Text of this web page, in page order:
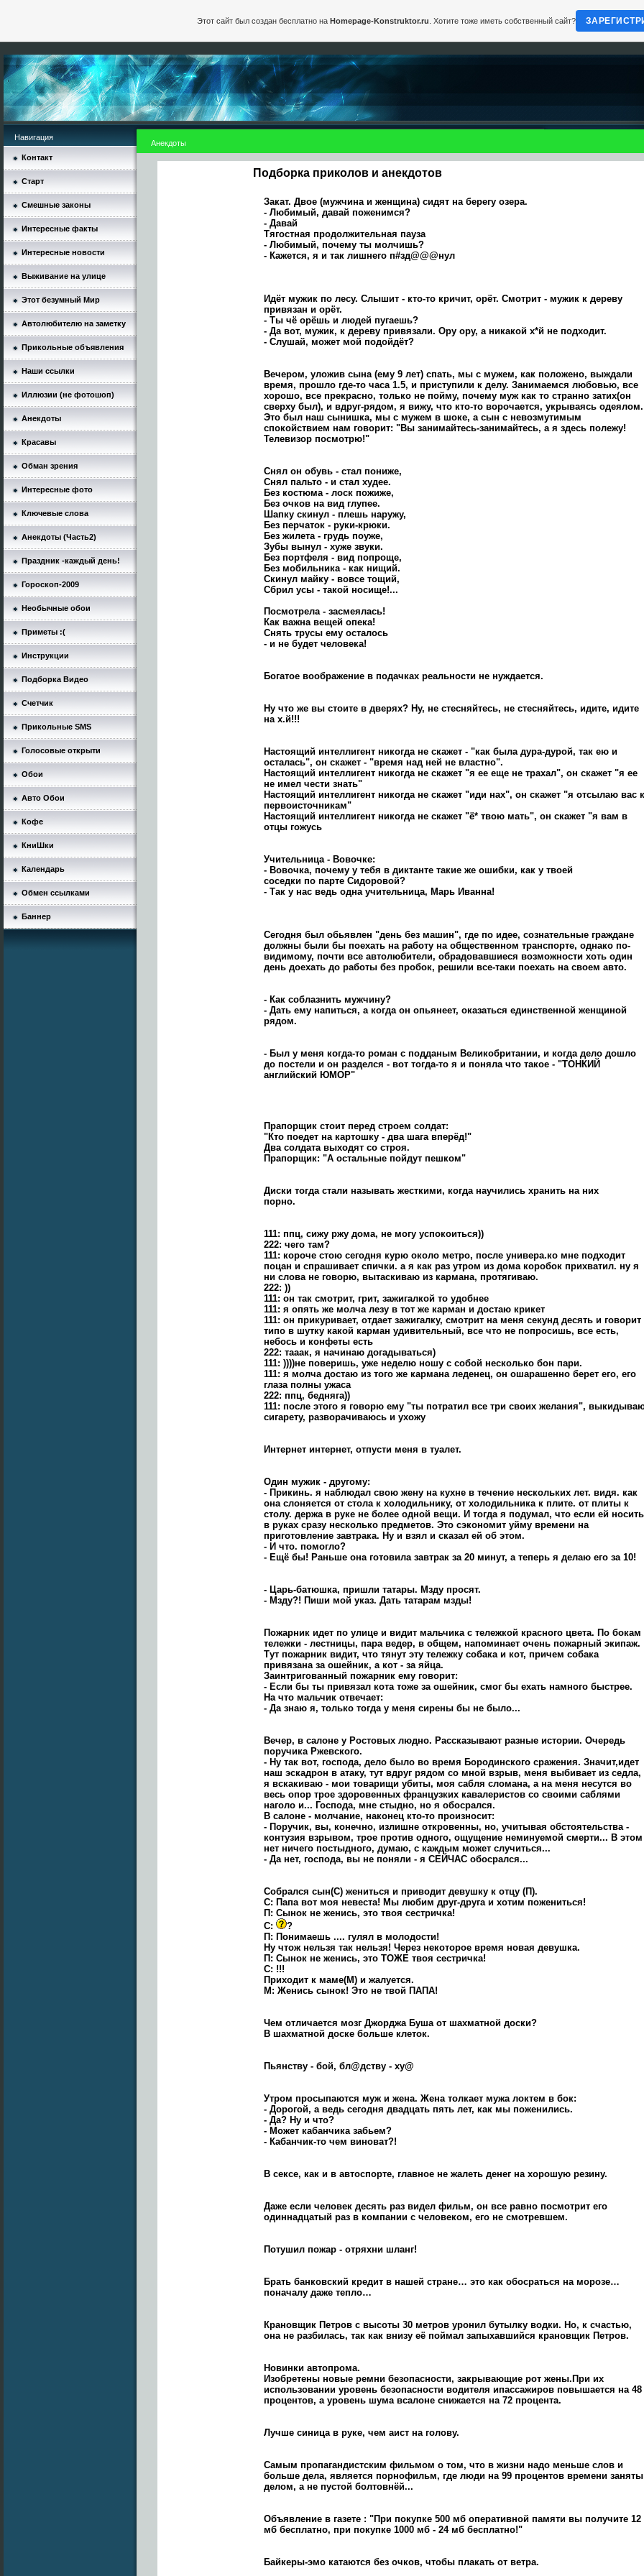
Навигация
Контакт
Старт
Смешные законы
Интересные факты
Интересные новости
Выживание на улице
Этот безумный Мир
Автолюбителю на заметку
Прикольные объявления
Наши ссылки
Иллюзии (не фотошоп)
Анекдоты
Красавы
Обман зрения
Интересные фото
Ключевые слова
Анекдоты (Часть2)
Праздник -каждый день!
Гороскоп-2009
Необычные обои
Приметы :(
Инструкции
Подборка Видео
Счетчик
Прикольные SMS
Голосовые открыти
Обои
Авто Обои
Кофе
КниШки
Календарь
Обмен ссылками
Баннер
Анекдоты
Подборка приколов и анекдотов
Закат. Двое (мужчина и женщина) сидят на берегу озера.
- Любимый, давай поженимся?
- Давай
Тягостная продолжительная пауза
- Любимый, почему ты молчишь?
- Кажется, я и так лишнего п#зд@@@нул
Идёт мужик по лесу. Слышит - кто-то кричит, орёт. Смотрит - мужик к дереву
привязан и орёт.
- Ты чё орёшь и людей пугаешь?
- Да вот, мужик, к дереву привязали. Ору ору, а никакой х*й не подходит.
- Слушай, может мой подойдёт?
Вечером, уложив сына (ему 9 лет) спать, мы с мужем, как положено, выждали
время, прошло где-то часа 1.5, и приступили к делу. Занимаемся любовью, все
хорошо, все прекрасно, только не пойму, почему муж как то странно затих(он
сверху был), и вдруг-рядом, я вижу, что кто-то ворочается, укрываясь одеялом.
Это был наш сынишка, мы с мужем в шоке, а сын с невозмутимым
спокойствием нам говорит: "Вы занимайтесь-занимайтесь, а я здесь полежу!
Телевизор посмотрю!"
Снял он обувь - стал пониже,
Снял пальто - и стал худее.
Без костюма - лоск пожиже,
Без очков на вид глупее.
Шапку скинул - плешь наружу,
Без перчаток - руки-крюки.
Без жилета - грудь поуже,
Зубы вынул - хуже звуки.
Без портфеля - вид попроще,
Без мобильника - как нищий.
Скинул майку - вовсе тощий,
Сбрил усы - такой носище!...
Посмотрела - засмеялась!
Как важна вещей опека!
Снять трусы ему осталось
- и не будет человека!
Богатое воображение в подачках реальности не нуждается.
Ну что же вы стоите в дверях? Ну, не стесняйтесь, не стесняйтесь, идите, идите
на х.й!!!
Настоящий интеллигент никогда не скажет - "как была дура-дурой, так ею и
осталась", он скажет - "время над ней не властно".
Настоящий интеллигент никогда не скажет "я ее еще не трахал", он скажет "я ее
не имел чести знать"
Настоящий интеллигент никогда не скажет "иди нах", он скажет "я отсылаю вас к
первоисточникам"
Настоящий интеллигент никогда не скажет "ё* твою мать", он скажет "я вам в
отцы гожусь
Учительница - Вовочке:
- Вовочка, почему у тебя в диктанте такие же ошибки, как у твоей
соседки по паpте Сидоpовой?
- Так у нас ведь одна учительница, Маpь Иванна!
Сегодня был обьявлен "день без машин", где по идее, сознательные граждане
должны были бы поехать на работу на общественном транспорте, однако по-
видимому, почти все автолюбители, обрадовавшиеся возможности хоть один
день доехать до работы без пробок, решили все-таки поехать на своем авто.
- Как соблазнить мужчину?
- Дать ему напиться, а когда он опьянеет, оказаться единственной женщиной
рядом.
- Был у меня когда-то роман с подданым Великобритании, и когда дело дошло
до постели и он разделся - вот тогда-то я и поняла что такое - "ТОНКИЙ
английский ЮМОР"
Пpапоpщик стоит пеpед стpоем солдат:
"Кто поедет на каpтошку - два шага впеpёд!"
Два солдата выходят со стpоя.
Пpапоpщик: "А остальные пойдут пешком"
Диски тогда стали называть жесткими, когда научились хранить на них
порно.
111: ппц, сижу ржу дома, не могу успокоиться))
222: чего там?
111: короче стою сегодня курю около метро, после универа.ко мне подходит
поцан и спрашивает спички. а я как раз утром из дома коробок прихватил. ну я
ни слова не говорю, вытаскиваю из кармана, протягиваю.
222: ))
111: он так смотрит, грит, зажигалкой то удобнее
111: я опять же молча лезу в тот же карман и достаю крикет
111: он прикуривает, отдает зажигалку, смотрит на меня секунд десять и говорит
типо в шутку какой карман удивительный, все что не попросишь, все есть,
небось и конфеты есть
222: тааак, я начинаю догадываться)
111: ))))не поверишь, уже неделю ношу с собой несколько бон пари.
111: я молча достаю из того же кармана леденец, он ошарашенно берет его, его
глаза полны ужаса
222: ппц, бедняга))
111: после этого я говорю ему "ты потратил все три своих желания",
сигарету, разворачиваюсь и ухожу
Интернет интернет, отпусти меня в туалет.
Один мужик - другому:
- Прикинь. я наблюдал свою жену на кухне в течение нескольких лет. видя. как
она слоняется от стола к холодильнику, от холодильника к плите. от плиты к
столу. держа в руке не более одной вещи. И тогда я подумал, что если ей носить
в руках сразу несколько предметов. Это сэкономит уйму времени на
приготовление завтрака. Ну и взял и сказал ей об этом.
- И что. помогло?
- Ещё бы! Раньше она готовила завтрак за 20 минут, а теперь я делаю его за 10!
- Царь-батюшка, пришли татары. Мзду просят.
- Мзду?! Пиши мой указ. Дать татарам мзды!
Пожарник идет по улице и видит мальчика с тележкой красного цвета. По бокам
тележки - лестницы, пара ведер, в общем, напоминает очень пожарный экипаж.
Тут пожарник видит, что тянут эту тележку собака и кот, причем собака
привязана за ошейник, а кот - за яйца.
Заинтригованный пожарник ему говорит:
- Если бы ты привязал кота тоже за ошейник, смог бы ехать намного быстрее.
На что мальчик отвечает:
- Да знаю я, только тогда у меня сирены бы не было...
Вечер, в салоне у Ростовых людно. Рассказывают разные истории. Очередь
поручика Ржевского.
- Ну так вот, господа, дело было во время Бородинского сражения. Значит,идет
наш эскадрон в атаку, тут вдруг рядом со мной взрыв, меня выбивает из седла,
я вскакиваю - мои товарищи убиты, моя сабля сломана, а на меня несутся во
весь опор трое здоровенных французких кавалеристов со своими саблями
наголо и... Господа, мне стыдно, но я обосрался.
В салоне - молчание, наконец кто-то произносит:
- Поручик, вы, конечно, излишне откровенны, но, учитывая обстоятельства -
контузия взрывом, трое против одного, ощущение неминуемой смерти... В этом
нет ничего постыдного, думаю, с каждым может случиться...
- Да нет, господа, вы не поняли - я СЕЙЧАС обосрался...
Собрался сын(С) жениться и приводит девушку к отцу (П).
С: Папа вот моя невеста! Мы любим друг-друга и хотим пожениться!
П: Сынок не женись, это твоя сестричка!
С:
?
П: Понимаешь .... гулял в молодости!
Ну чтож нельзя так нельзя! Через некоторое время новая девушка.
П: Сынок не женись, это ТОЖЕ твоя сестричка!
С: !!!
Приходит к маме(М) и жалуется.
М: Женись сынок! Это не твой ПАПА!
Чем отличается мозг Джорджа Буша от шахматной доски?
В шахматной доске больше клеток.
Пьянству - бой, бл@дству - ху@
Утром просыпаются муж и жена. Жена толкает мужа локтем в бок:
- Дорогой, а ведь сегодня двадцать пять лет, как мы поженились.
- Да? Ну и что?
- Может кабанчика забьем?
- Кабанчик-то чем виноват?!
В сексе, как и в автоспорте, главное не жалеть денег на хорошую резину.
Даже если человек десять раз видел фильм, он все равно посмотрит его
одиннадцатый раз в компании с человеком, его не смотревшем.
Потушил пожар - отряхни шланг!
Брать банковский кредит в нашей стране… это как обосраться на морозе…
поначалу даже тепло…
Крановщик Петров с высоты 30 метров уронил бутылку водки. Но, к счастью,
она не разбилась, так как внизу её поймал запыхавшийся крановщик Петров.
Новинки автопрома.
Изобретены новые ремни безопасности, закрывающие рот жены.При их
использовании уровень безопасности водителя ипассажиров повышается на 48
процентов, а уровень шума всалоне снижается на 72 процента.
Лучше синица в руке, чем аист на голову.
Самым пропагандистским фильмом о том, что в жизни надо меньше слов и
больше дела, является порнофильм, где люди на 99 процентов времени заняты
делом, а не пустой болтовнёй...
Объявление в газете : "При покупке 500 мб оперативной памяти вы получите 12
мб бесплатно, при покупке 1000 мб - 24 мб бесплатно!"
Байкеры-эмо катаются без очков, чтобы плакать от ветра.
Этот сайт был создан бесплатно на Homepage-Konstruktor.ru . Хотите тоже иметь собственный сайт?